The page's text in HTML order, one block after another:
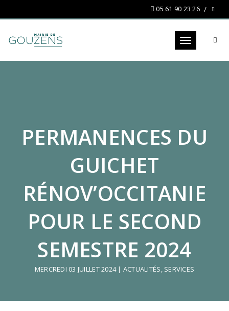
05 61 90 23 26
Toggle
PERMANENCES DU
GUICHET
RÉNOV’OCCITANIE
POUR LE SECOND
SEMESTRE 2024
MERCREDI 03 JUILLET 2024| ACTUALITÉS, SERVICES